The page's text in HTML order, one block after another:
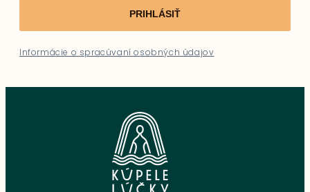
PRIHLÁSIŤ
Informácie o spracúvaní osobných údajov